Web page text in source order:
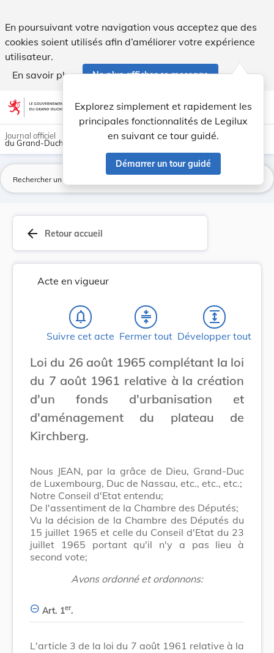
En poursuivant votre navigation vous acceptez que des
cookies soient utilisés afin d’améliorer votre expérience
utilisateur.
En savoir plus
Ne plus afficher ce message
Aller au contenu account_circle help Aide
Explorez simplement et rapidement les
principales fonctionnalités de Legilux
en suivant ce tour guidé.
Démarrer un tour guidé
light_mode dark_mode
Journal officiel
du Grand-Duché de Luxembourg
arrow_back Retour accueil
Acte en vigueur
notifications_none
Suivre cet acte
compress
Fermer tout
expand
Développer tout
Loi du 26 août 1965 complétant la loi
du 7 août 1961 relative à la création
d'un fonds d'urbanisation et
d'aménagement du plateau de
Kirchberg.
Nous JEAN, par la grâce de Dieu, Grand-Duc
de Luxembourg, Duc de Nassau, etc., etc., etc.;
Notre Conseil d'Etat entendu;
De l'assentiment de la Chambre des Députés;
Vu la décision de la Chambre des Députés du
15 juillet 1965 et celle du Conseil d'Etat du 23
juillet 1965 portant qu'il n'y a pas lieu à
second vote;
Avons ordonné et ordonnons:
Art. 1er.
L'article 3 de la loi du 7 août 1961 relative à la